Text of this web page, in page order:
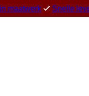
maatwerk Snelle